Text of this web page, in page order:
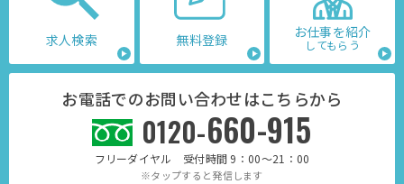
求人検索 無料登録 お仕事を紹介
してもらう
お電話でのお問い合わせはこちらから
0120-660-915
フリーダイヤル 受付時間 9：00～21：00
※タップすると発信します